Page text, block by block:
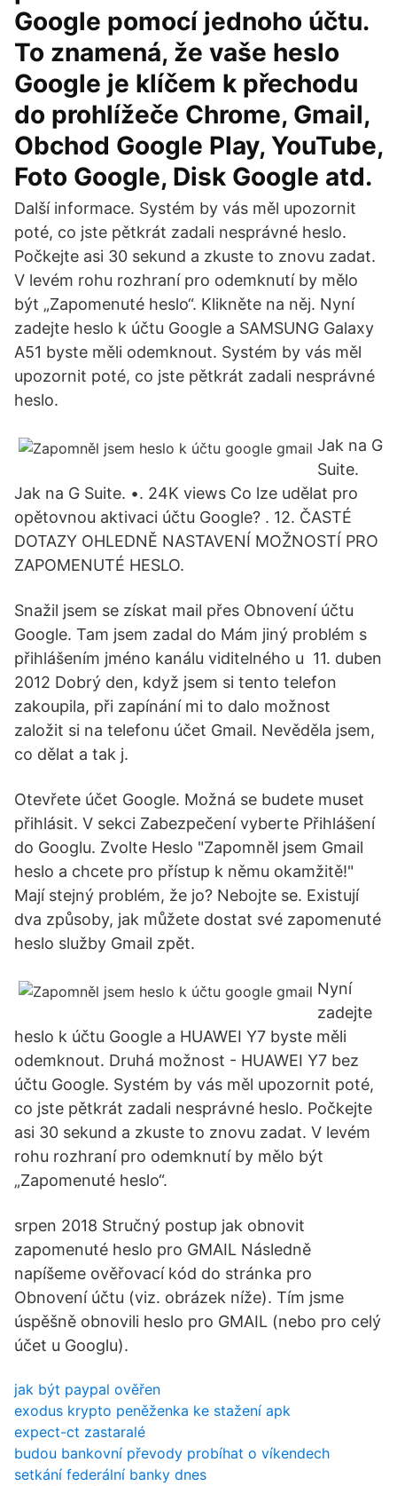
Google pomocí jednoho účtu.
To znamená, že vaše heslo
Google je klíčem k přechodu
do prohlížeče Chrome, Gmail,
Obchod Google Play, YouTube,
Foto Google, Disk Google atd.
Další informace. Systém by vás měl upozornit
poté, co jste pětkrát zadali nesprávné heslo.
Počkejte asi 30 sekund a zkuste to znovu zadat.
V levém rohu rozhraní pro odemknutí by mělo
být „Zapomenuté heslo“. Klikněte na něj. Nyní
zadejte heslo k účtu Google a SAMSUNG Galaxy
A51 byste měli odemknout. Systém by vás měl
upozornit poté, co jste pětkrát zadali nesprávné
heslo.
Jak na G
Suite.
Jak na G Suite. •. 24K views Co lze udělat pro
opětovnou aktivaci účtu Google? . 12. ČASTÉ
DOTAZY OHLEDNĚ NASTAVENÍ MOŽNOSTÍ PRO
ZAPOMENUTÉ HESLO.
Snažil jsem se získat mail přes Obnovení účtu
Google. Tam jsem zadal do Mám jiný problém s
přihlášením jméno kanálu viditelného u 11. duben
2012 Dobrý den, když jsem si tento telefon
zakoupila, při zapínání mi to dalo možnost
založit si na telefonu účet Gmail. Nevěděla jsem,
co dělat a tak j.
Otevřete účet Google. Možná se budete muset
přihlásit. V sekci Zabezpečení vyberte Přihlášení
do Googlu. Zvolte Heslo "Zapomněl jsem Gmail
heslo a chcete pro přístup k němu okamžitě!"
Mají stejný problém, že jo? Nebojte se. Existují
dva způsoby, jak můžete dostat své zapomenuté
heslo služby Gmail zpět.
Nyní
zadejte
heslo k účtu Google a HUAWEI Y7 byste měli
odemknout. Druhá možnost - HUAWEI Y7 bez
účtu Google. Systém by vás měl upozornit poté,
co jste pětkrát zadali nesprávné heslo. Počkejte
asi 30 sekund a zkuste to znovu zadat. V levém
rohu rozhraní pro odemknutí by mělo být
„Zapomenuté heslo“.
srpen 2018 Stručný postup jak obnovit
zapomenuté heslo pro GMAIL Následně
napíšeme ověřovací kód do stránka pro
Obnovení účtu (viz. obrázek níže). Tím jsme
úspěšně obnovili heslo pro GMAIL (nebo pro celý
účet u Googlu).
jak být paypal ověřen
exodus krypto peněženka ke stažení apk
expect-ct zastaralé
budou bankovní převody probíhat o víkendech
setkání federální banky dnes